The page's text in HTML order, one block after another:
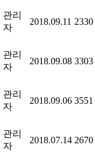
관리
자
2018.09.11 2330
관리
자
2018.09.08 3303
관리
자
2018.09.06 3551
관리
자
2018.07.14 2670